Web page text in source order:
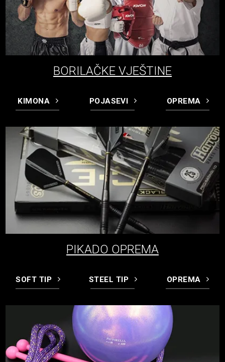
BORILAČKE VJEŠTINE
KIMONA POJASEVI OPREMA
PIKADO OPREMA
SOFT TIP STEEL TIP OPREMA